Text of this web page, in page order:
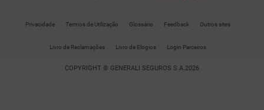
Privacidade Termos de Utilização Glossário Feedback Outros sites
Livro de Reclamações Livro de Elogios Login Parceiros
COPYRIGHT © GENERALI SEGUROS S.A.2026